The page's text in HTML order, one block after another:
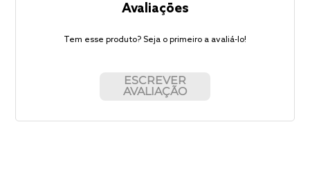
Avaliações
Tem esse produto? Seja o primeiro a avaliá-lo!
ESCREVER
AVALIAÇÃO